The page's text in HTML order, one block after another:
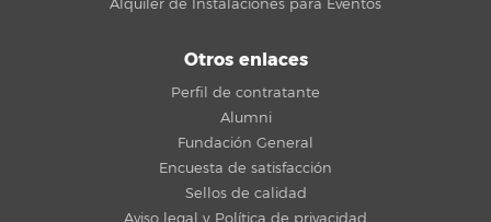
Alquiler de Instalaciones para Eventos
Otros enlaces
Perfil de contratante
Alumni
Fundación General
Encuesta de satisfacción
Sellos de calidad
Aviso legal y Política de privacidad